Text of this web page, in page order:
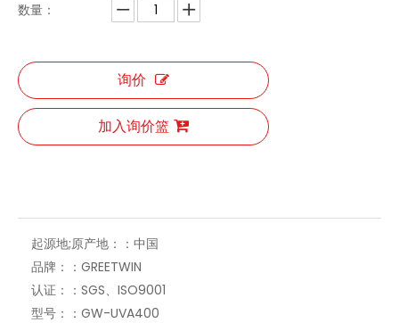
盾牌式手持无人机屏蔽器反无人机干扰器无人机反制系统
数量：
询价
加入询价篮
起源地;原产地：： 中国
品牌：： GREETWIN
认证：： SGS、ISO9001
型号：： GW-UVA400